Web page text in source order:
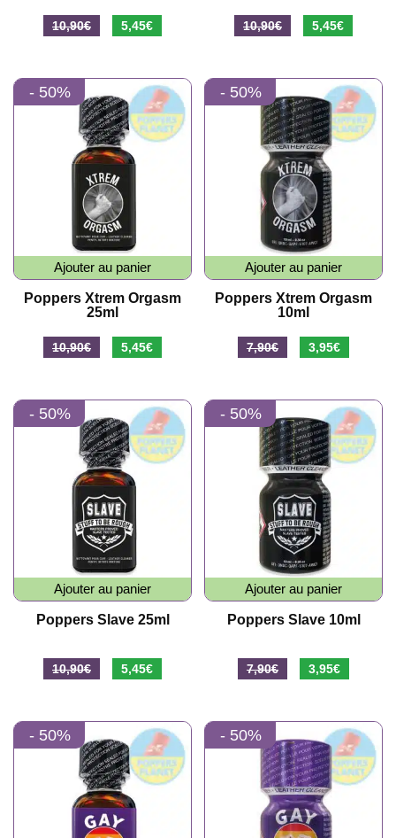
10,90€
Le
était :
10,90€.
5,45€
est :
5,45€.
10,90€
Le
était :
10,90€.
5,45€
est :
5,45€.
- 50%
Ajouter au panier
Poppers Xtrem Orgasm
25ml
10,90€
Le
était :
10,90€.
5,45€
est :
5,45€.
- 50%
Ajouter au panier
Poppers Xtrem Orgasm
10ml
7,90€
Le
était :
7,90€.
3,95€
est :
3,95€.
- 50%
Ajouter au panier
Poppers Slave 25ml
10,90€
Le
était :
10,90€.
5,45€
est :
5,45€.
- 50%
Ajouter au panier
Poppers Slave 10ml
7,90€
Le
était :
7,90€.
3,95€
est :
3,95€.
- 50% - 50%